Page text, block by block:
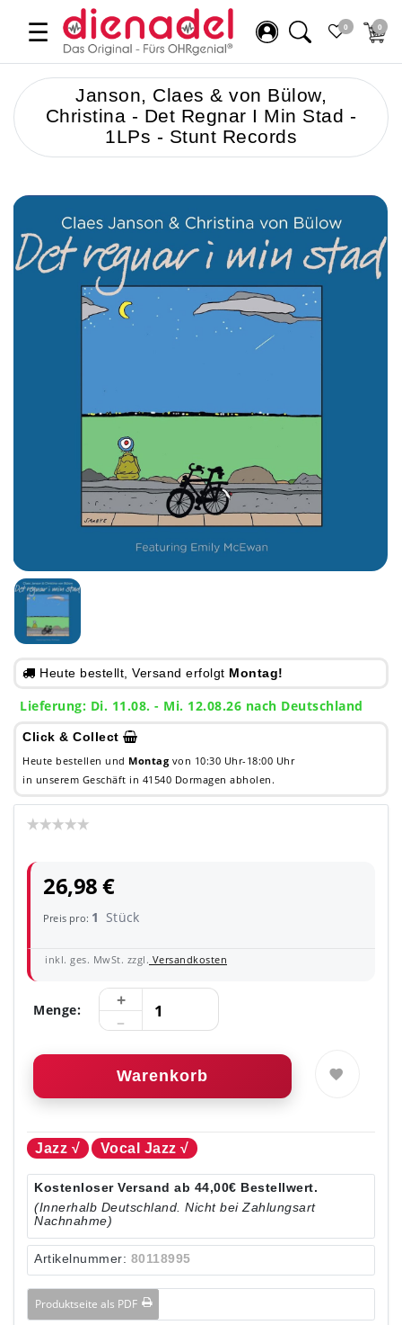
☰ 0 0
Janson, Claes & von Bülow,
Christina - Det Regnar I Min Stad -
1LPs - Stunt Records
Heute bestellt, Versand erfolgt Montag!
Lieferung: Di. 11.08. - Mi. 12.08.26 nach Deutschland
Click & Collect
Heute bestellen und Montag von 10:30 Uhr-18:00 Uhr
in unserem Geschäft in 41540 Dormagen abholen.
26,98 €
Preis pro: 1 Stück
inkl. ges. MwSt. zzgl. Versandkosten
Menge:
Warenkorb
Jazz √ Vocal Jazz √
Kostenloser Versand ab 44,00€ Bestellwert.
(Innerhalb Deutschland. Nicht bei Zahlungsart
Nachnahme)
Artikelnummer: 80118995
Produktseite als PDF